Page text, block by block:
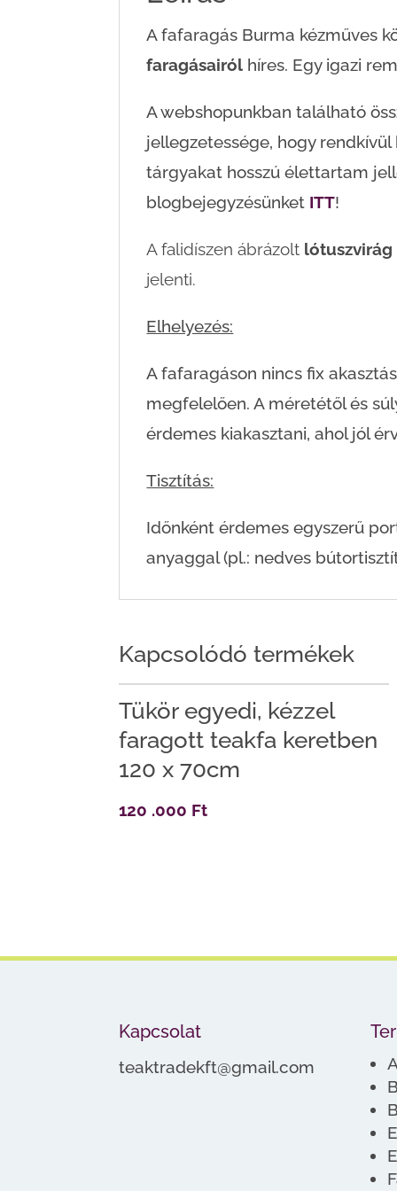
A fafaragás Burma kézműves
faragásairól híres. Egy igazi
A webshopunkban található
jellegzetessége, hogy
tárgyakat hosszú élettartam
blogbejegyzésünket ITT!
A falidíszen ábrázolt
jelenti.
Elhelyezés:
A fafaragáson nincs fix
megfelelően. A méretétől és
érdemes kiakasztani, ahol jól
Tisztítás:
Időnként érdemes egyszerű
anyaggal (pl.: nedves
Kapcsolódó termékek
Tükör egyedi, kézzel
faragott teakfa keretben
120 x 70cm
120 .000 Ft
Kapcsolat
teaktradekft@gmail.com